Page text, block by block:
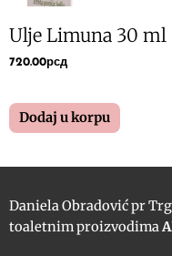
Ulje Limuna 30 ml
720.00рсд
Dodaj u korpu
Daniela Obradović pr
toaletnim proizvodima